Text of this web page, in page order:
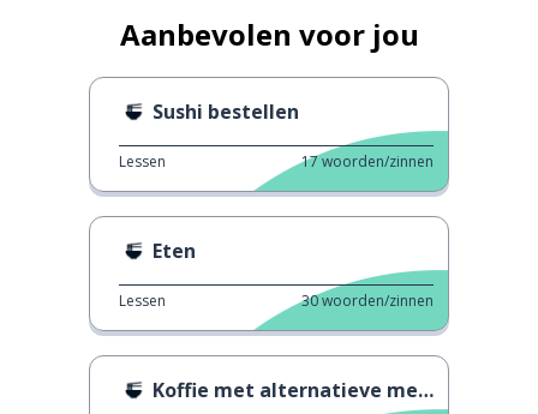
Aanbevolen voor jou
Sushi bestellen
Lessen 17woorden/zinnen
Eten
Lessen 30woorden/zinnen
Koffie met alternatieve melk